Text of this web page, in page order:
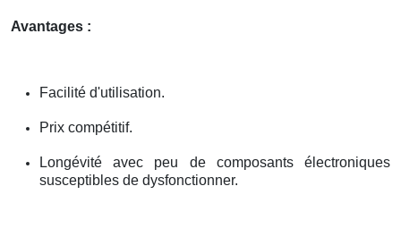
Avantages :
Facilité d'utilisation.
Prix compétitif.
Longévité avec peu de composants électroniques
susceptibles de dysfonctionner.